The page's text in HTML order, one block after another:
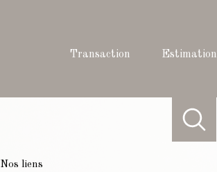
transaction estimation
Nos liens